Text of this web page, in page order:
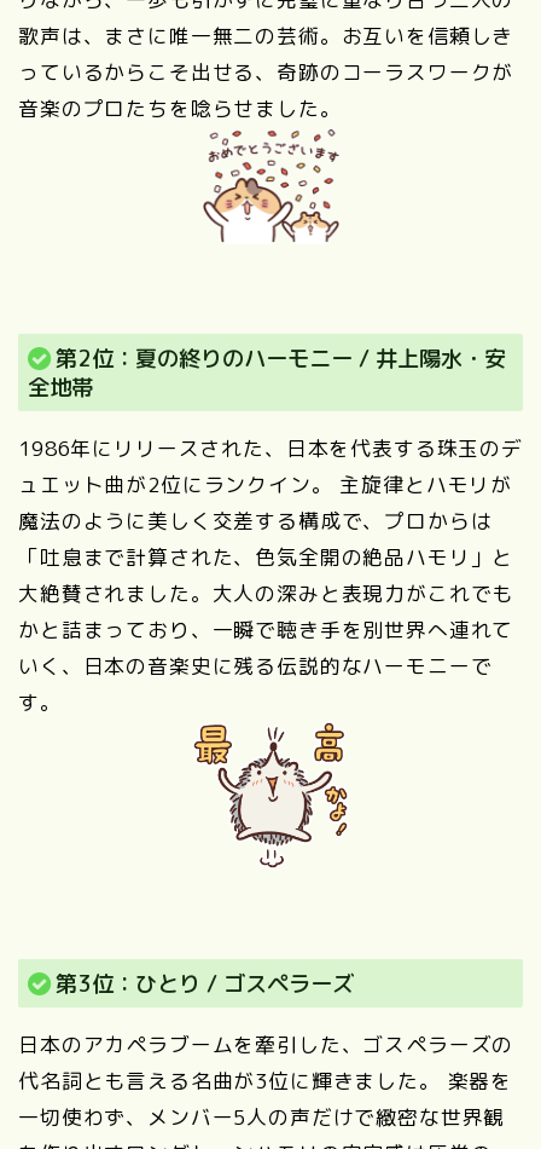
歌声は、まさに唯一無二の芸術。お互いを信頼しき
っているからこそ出せる、奇跡のコーラスワークが
音楽のプロたちを唸らせました。
第2位：夏の終りのハーモニー / 井上陽水・安
全地帯
1986年にリリースされた、日本を代表する珠玉のデ
ュエット曲が2位にランクイン。 主旋律とハモリが
魔法のように美しく交差する構成で、プロからは
「吐息まで計算された、色気全開の絶品ハモリ」と
大絶賛されました。大人の深みと表現力がこれでも
かと詰まっており、一瞬で聴き手を別世界へ連れて
いく、日本の音楽史に残る伝説的なハーモニーで
す。
第3位：ひとり / ゴスペラーズ
日本のアカペラブームを牽引した、ゴスペラーズの
代名詞とも言える名曲が3位に輝きました。 楽器を
一切使わず、メンバー5人の声だけで緻密な世界観